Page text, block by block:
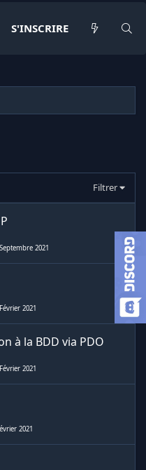
S'INSCRIRE
Filtrer
2021
2021
à la BDD via PDO
2021
2021